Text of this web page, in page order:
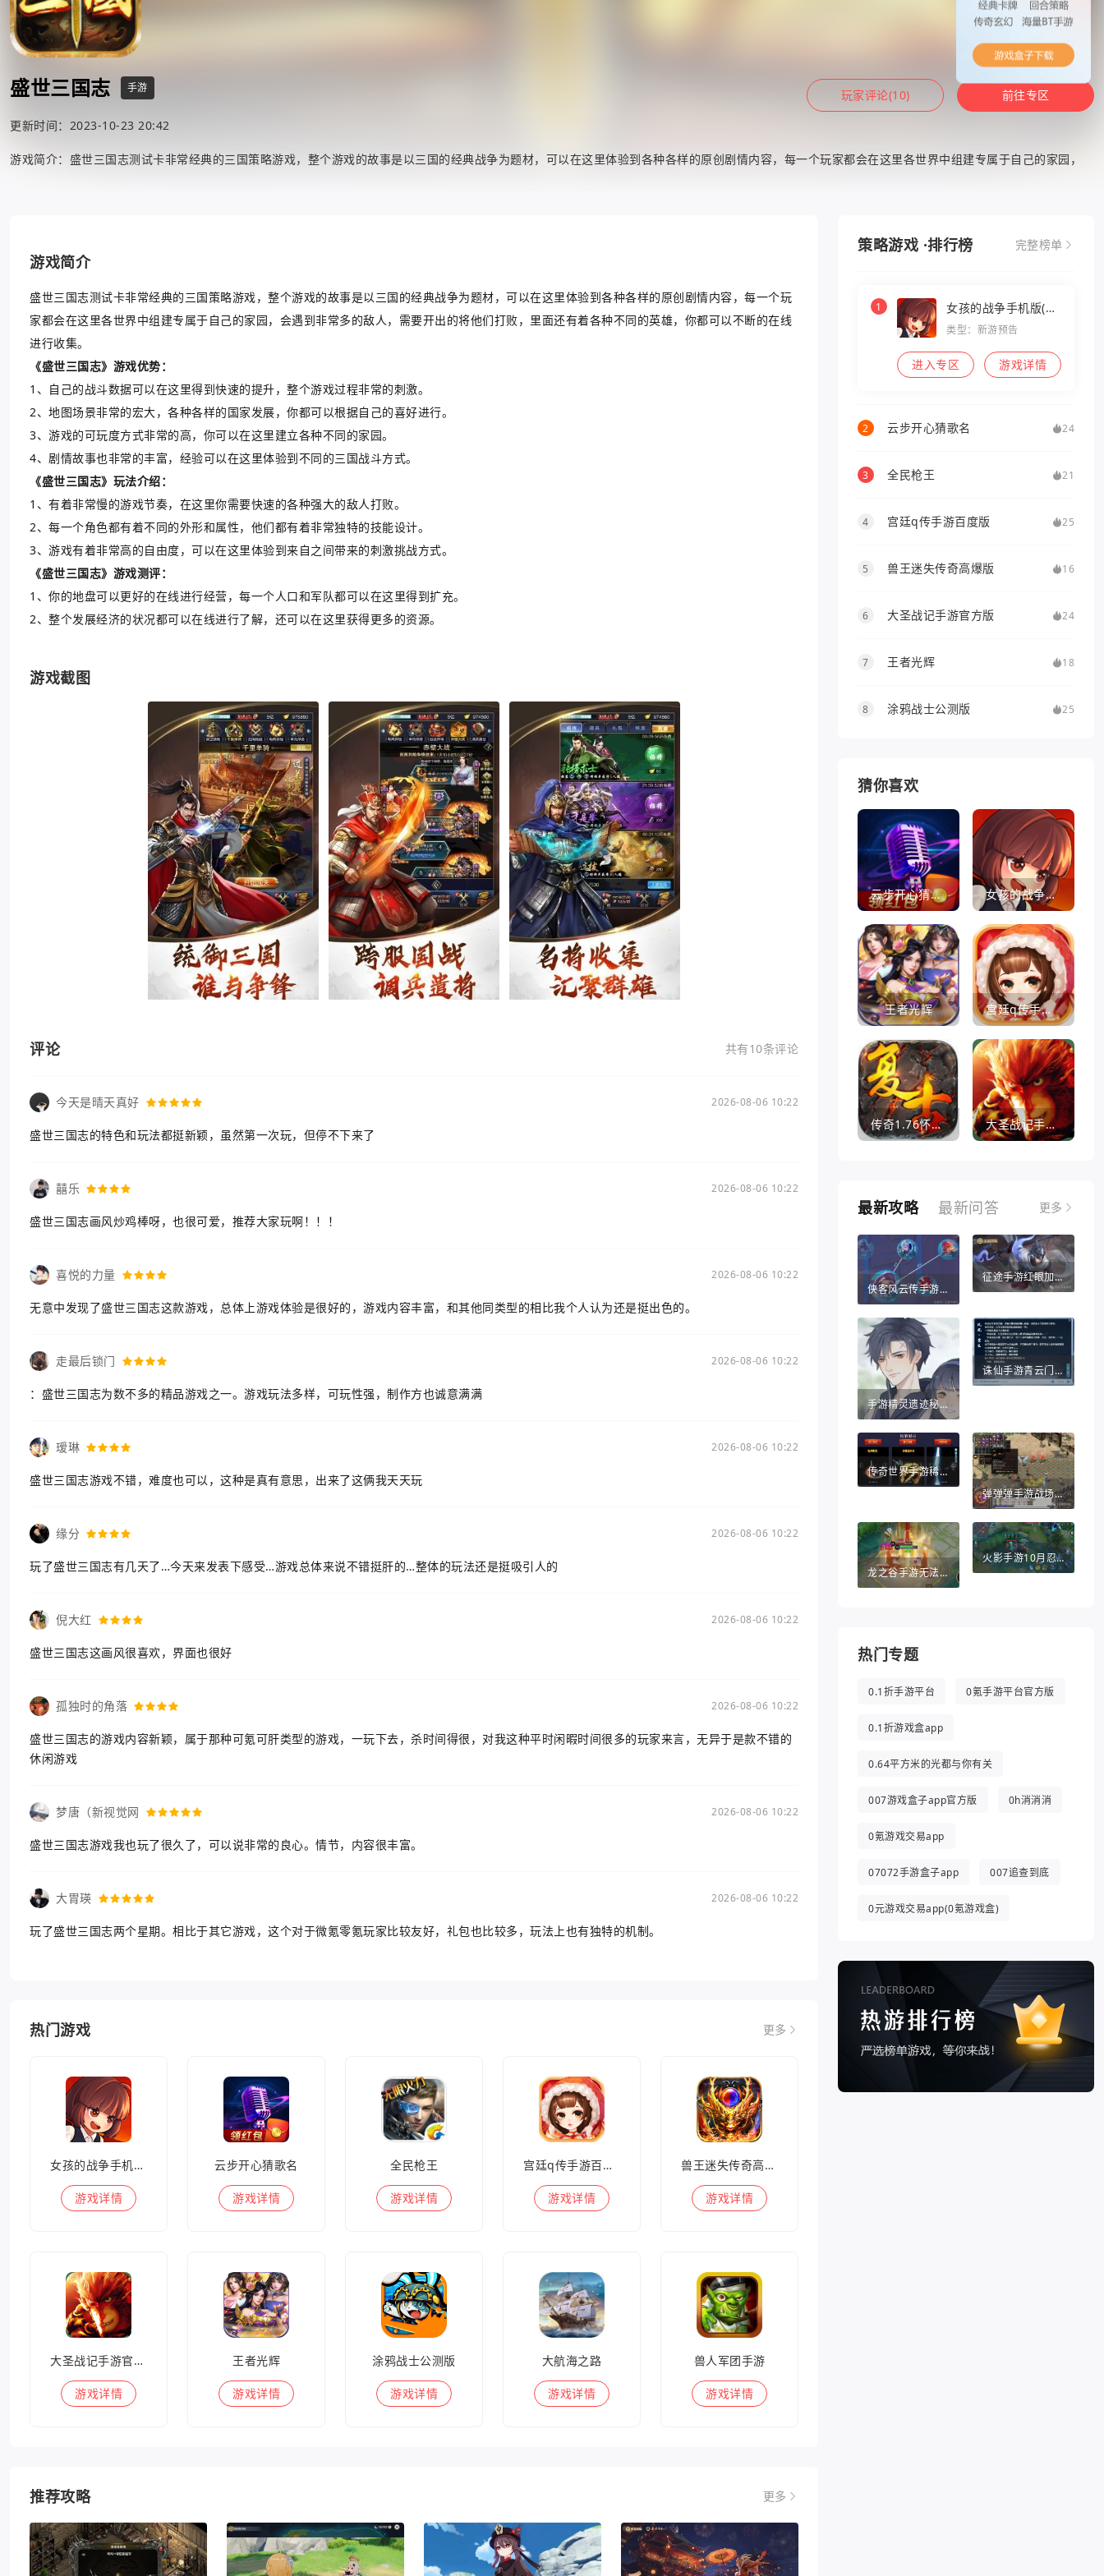
盛世三国志 手游
更新时间：2023-10-23 20:42
玩家评论(10) 前往专区
游戏简介：盛世三国志测试卡非常经典的三国策略游戏，整个游戏的故事是以三国的经典战争为题材，可以在这里体验到各种各样的原创剧情内容，每一个玩家都会在这里各世界中组建专属于自己的家园，
游戏简介
盛世三国志测试卡非常经典的三国策略游戏，整个游戏的故事是以三国的经典战争为题材，可以在这里体验到各种各样的原创剧情内容，每一个玩
家都会在这里各世界中组建专属于自己的家园，会遇到非常多的敌人，需要开出的将他们打败，里面还有着各种不同的英雄，你都可以不断的在线
进行收集。
《盛世三国志》游戏优势：
1、自己的战斗数据可以在这里得到快速的提升，整个游戏过程非常的刺激。
2、地图场景非常的宏大，各种各样的国家发展，你都可以根据自己的喜好进行。
3、游戏的可玩度方式非常的高，你可以在这里建立各种不同的家园。
4、剧情故事也非常的丰富，经验可以在这里体验到不同的三国战斗方式。
《盛世三国志》玩法介绍：
1、有着非常慢的游戏节奏，在这里你需要快速的各种强大的敌人打败。
2、每一个角色都有着不同的外形和属性，他们都有着非常独特的技能设计。
3、游戏有着非常高的自由度，可以在这里体验到来自之间带来的刺激挑战方式。
《盛世三国志》游戏测评：
1、你的地盘可以更好的在线进行经营，每一个人口和军队都可以在这里得到扩充。
2、整个发展经济的状况都可以在线进行了解，还可以在这里获得更多的资源。
游戏截图
评论 共有10条评论
今天是晴天真好 2026-08-06 10:22
盛世三国志的特色和玩法都挺新颖，虽然第一次玩，但停不下来了
囍乐 2026-08-06 10:22
盛世三国志画风炒鸡棒呀，也很可爱，推荐大家玩啊！！！
喜悦的力量 2026-08-06 10:22
无意中发现了盛世三国志这款游戏，总体上游戏体验是很好的，游戏内容丰富，和其他同类型的相比我个人认为还是挺出色的。
走最后锁门 2026-08-06 10:22
：盛世三国志为数不多的精品游戏之一。游戏玩法多样，可玩性强，制作方也诚意满满
瑷琳 2026-08-06 10:22
盛世三国志游戏不错，难度也可以，这种是真有意思，出来了这俩我天天玩
缘分 2026-08-06 10:22
玩了盛世三国志有几天了…今天来发表下感受…游戏总体来说不错挺肝的…整体的玩法还是挺吸引人的
倪大红 2026-08-06 10:22
盛世三国志这画风很喜欢，界面也很好
孤独时的角落 2026-08-06 10:22
盛世三国志的游戏内容新颖，属于那种可氪可肝类型的游戏，一玩下去，杀时间得很，对我这种平时闲暇时间很多的玩家来言，无异于是款不错的
休闲游戏
梦唐（新视觉网 2026-08-06 10:22
盛世三国志游戏我也玩了很久了，可以说非常的良心。情节，内容很丰富。
大胃瑛 2026-08-06 10:22
玩了盛世三国志两个星期。相比于其它游戏，这个对于微氪零氪玩家比较友好，礼包也比较多，玩法上也有独特的机制。
热门游戏 更多
女孩的战争手机版(暂未上线)
游戏详情
云步开心猜歌名
游戏详情
全民枪王
游戏详情
宫廷q传手游百度版
游戏详情
兽王迷失传奇高爆版
游戏详情
大圣战记手游官方版
游戏详情
王者光辉
游戏详情
涂鸦战士公测版
游戏详情
大航海之路
游戏详情
兽人军团手游
游戏详情
推荐攻略 更多
策略游戏 ·排行榜 完整榜单
1
女孩的战争手机版(暂
未上线)
类型：新游预告
进入专区 游戏详情
2 云步开心猜歌名 24
3 全民枪王 21
4 宫廷q传手游百度版 25
5 兽王迷失传奇高爆版 16
6 大圣战记手游官方版 24
7 王者光辉 18
8 涂鸦战士公测版 25
猜你喜欢
云步开心猜歌名 女孩的战争手机版(暂未上线)
王者光辉 宫廷q传手游百度版
传奇1.76怀旧版打金服 大圣战记手游官方版
最新攻略 最新问答 更多
侠客风云传手游战法（侠客风云传手游战法攻略）
征途手游红眼加点推荐（征途手游红眼加点推荐攻略）
手游精灵遗迹秘密宝藏（热血江湖手游秘宝灵符）
诛仙手游青云门攻略（诛仙手游哪个职业比较适合平民）
传奇世界手游稀世法宝（传奇世界手游法宝醉乾坤葫芦怎么得）
弹弹弹手游战场英雄（弹弹堂手游助手）
龙之谷手游无法退出（龙之谷手游无法退出游戏）
火影手游10月忍者（火影手游10月忍者活动）
热门专题
0.1折手游平台 0氪手游平台官方版
0.1折游戏盒app
0.64平方米的光都与你有关
007游戏盒子app官方版 0h消消消
0氪游戏交易app
07072手游盒子app 007追查到底
0元游戏交易app(0氪游戏盒)